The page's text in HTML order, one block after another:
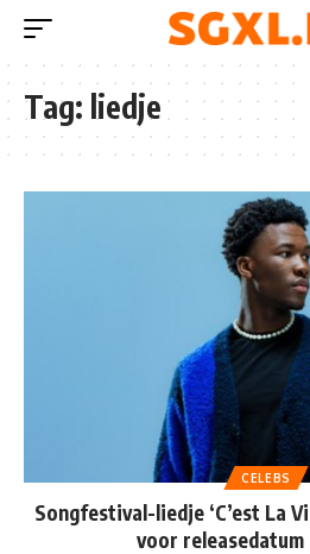
Tag: liedje
CELEBS
Songfestival-liedje ‘C’est La
voor